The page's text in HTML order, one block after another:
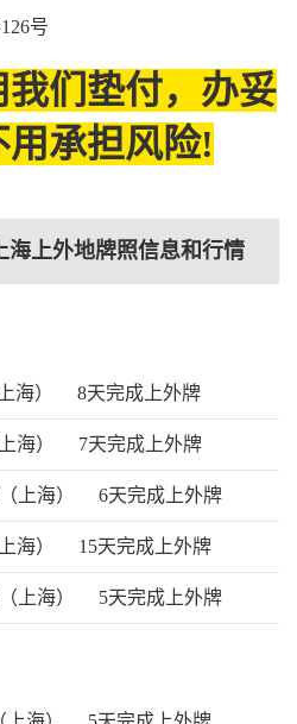
号
们垫付，办妥
承担风险!
海上外地牌照信息和行情
海） 8天完成上外牌
海） 7天完成上外牌
上海） 6天完成上外牌
海） 15天完成上外牌
上海） 5天完成上外牌